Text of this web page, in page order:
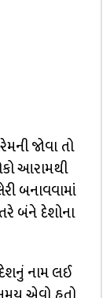
જોવા તો
આરામથી
બનાવવામાં
બંને દેશોના
નામ લઈ